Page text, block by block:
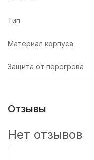
Тип
Материал корпуса
Защита от перегрева
Отзывы
Нет отзывов